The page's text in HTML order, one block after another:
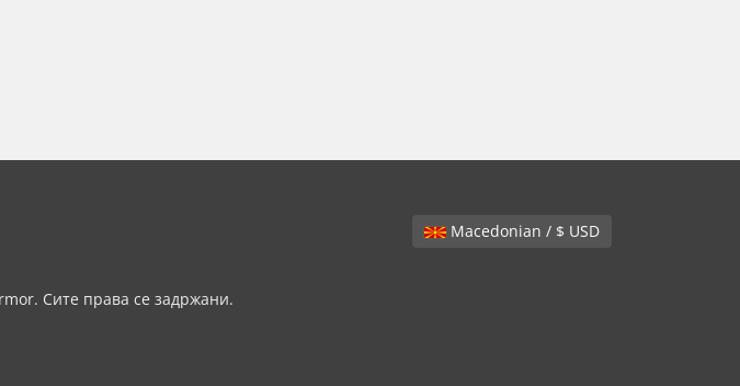
Macedonian / $ USD
Сите права се задржани.